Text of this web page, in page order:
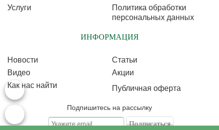
Услуги
Политика обработки
персональных данных
ИНФОРМАЦИЯ
Новости
Статьи
Видео
Акции
Как нас найти
Публичная оферта
Подпишитесь на рассылку